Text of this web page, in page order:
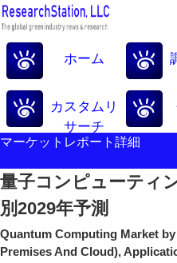
ホーム
カスタムリ
サーチ
マーケットレポート詳細
量子コンピューティ
別2029年予測
Quantum Computing Market
Premises And Cloud),